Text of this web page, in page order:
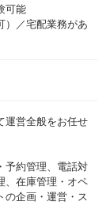
可能
／宅配業務があ
運営全般をお任せ
予約管理、電話対
、在庫管理・オペ
の企画・運営・ス